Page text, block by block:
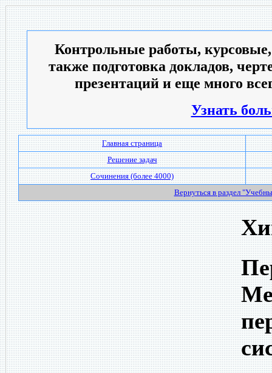
Контрольные работы,
также подготовка докладов,
презентаций и еще много
Узнать
Главная страница
Решение задач
Сочинения (более 4000)
Вернуться в раздел